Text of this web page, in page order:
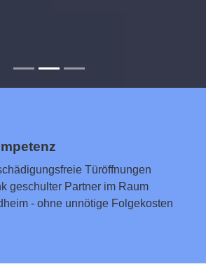
Türöffnungen
geschulter Partner im Raum
- ohne unnötige Folgekosten